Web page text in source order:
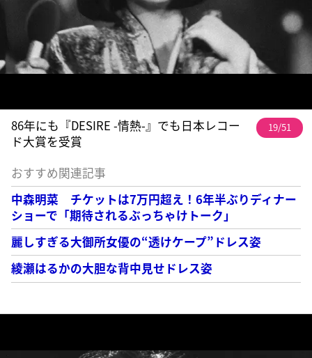
86年にも『DESIRE -情熱-』でも日本レコー
ド大賞を受賞
19/51
おすすめ関連記事
中森明菜 チケットは7万円超え！6年半ぶりディナー
ショーで「期待されるぶっちゃけトーク」
麗しすぎる大御所女優の“透けケープ”ドレス姿
綾瀬はるかの大胆な背中見せドレス姿